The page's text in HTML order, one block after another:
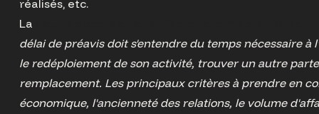
réalisés, etc.
La
délai de préavis doit s'entendre du temps nécessaire
le redéploiement de son activité, trouver un autre
remplacement. Les principaux critères à prendre en
économique, l'ancienneté des relations, le volume